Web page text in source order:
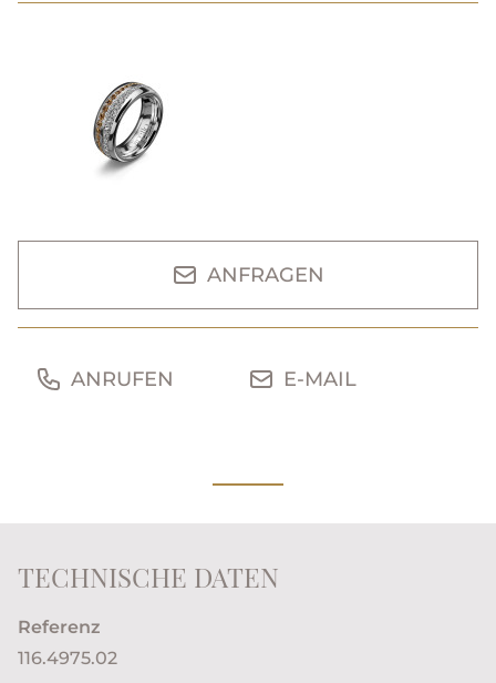
ANFRAGEN
ANRUFEN E-MAIL
TECHNISCHE DATEN
Referenz
116.4975.02